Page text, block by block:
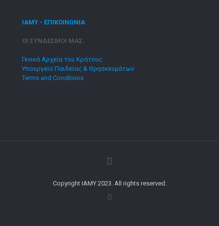
ΙΑΜΥ - ΕΠΙΚΟΙΝΩΝΙΑ
ΟΙ ΣΥΝΔΕΣΜΟΙ ΜΑΣ:
Γενικά Αρχεία του Κράτους
Υπουργείο Παιδείας & Θρησκευμάτων
Terms and Conditions
Copyright IAMY 2023. All rights reserved.